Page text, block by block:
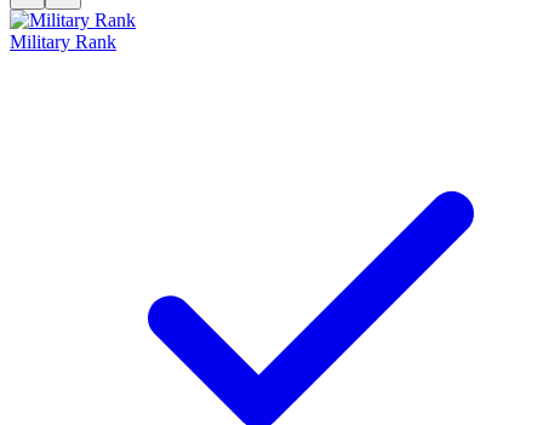
Military Rank